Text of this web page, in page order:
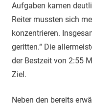
Aufgaben kamen
Reiter mussten sich
konzentrieren.
geritten.“ Die
der Bestzeit von 2:55
Ziel.
Neben den bereits